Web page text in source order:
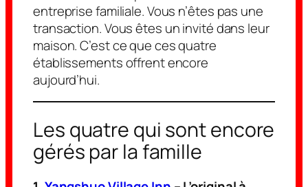
entreprise familiale. Vous n’êtes pas une
transaction. Vous êtes un invité dans leur
maison. C’est ce que ces quatre
établissements offrent encore
aujourd’hui.
Les quatre qui sont encore
gérés par la famille